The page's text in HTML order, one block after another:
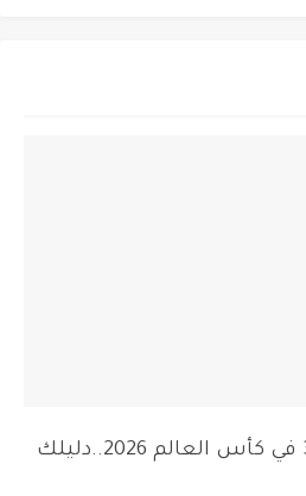
جدول مباريات دور الـ32 في كأس العالم 2026..دليلك